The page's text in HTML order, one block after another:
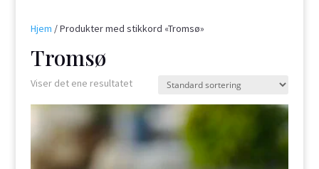
Hjem / Produkter med stikkord «Tromsø»
Tromsø
Viser det ene resultatet